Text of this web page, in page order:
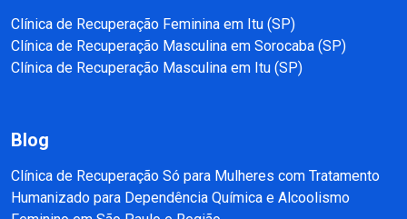
Clínica de Recuperação Feminina em Itu (SP)
Clínica de Recuperação Masculina em Sorocaba (SP)
Clínica de Recuperação Masculina em Itu (SP)
Blog
Clínica de Recuperação Só para Mulheres com Tratamento
Humanizado para Dependência Química e Alcoolismo